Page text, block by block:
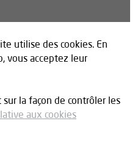
utilise des cookies. En
vous acceptez leur
la façon de contrôler les
aux cookies